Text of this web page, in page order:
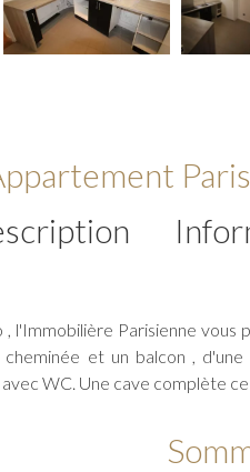
, l'Immobilière Parisienne
et un balcon ,
WC. Une cave complète